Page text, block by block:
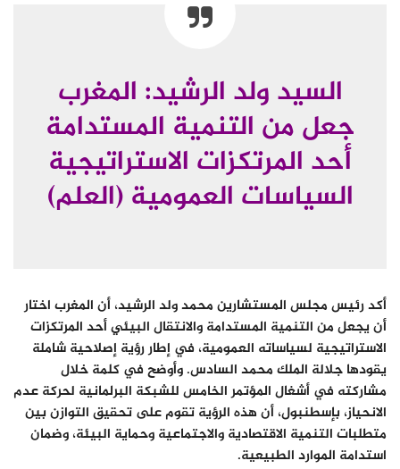
السيد ولد الرشيد: المغرب
جعل من التنمية المستدامة
أحد المرتكزات الاستراتيجية
السياسات العمومية (العلم)
أكد رئيس مجلس المستشارين محمد ولد الرشيد، أن المغرب اختار
أن يجعل من التنمية المستدامة والانتقال البيئي أحد المرتكزات
الاستراتيجية لسياساته العمومية، في إطار رؤية إصلاحية شاملة
يقودها جلالة الملك محمد السادس. وأوضح في كلمة خلال
مشاركته في أشغال المؤتمر الخامس للشبكة البرلمانية لحركة عدم
الانحياز، بإسطنبول، أن هذه الرؤية تقوم على تحقيق التوازن بين
متطلبات التنمية الاقتصادية والاجتماعية وحماية البيئة، وضمان
استدامة الموارد الطبيعية.